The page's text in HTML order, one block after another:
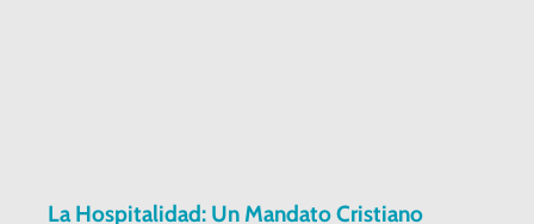
La Hospitalidad: Un Mandato Cristiano